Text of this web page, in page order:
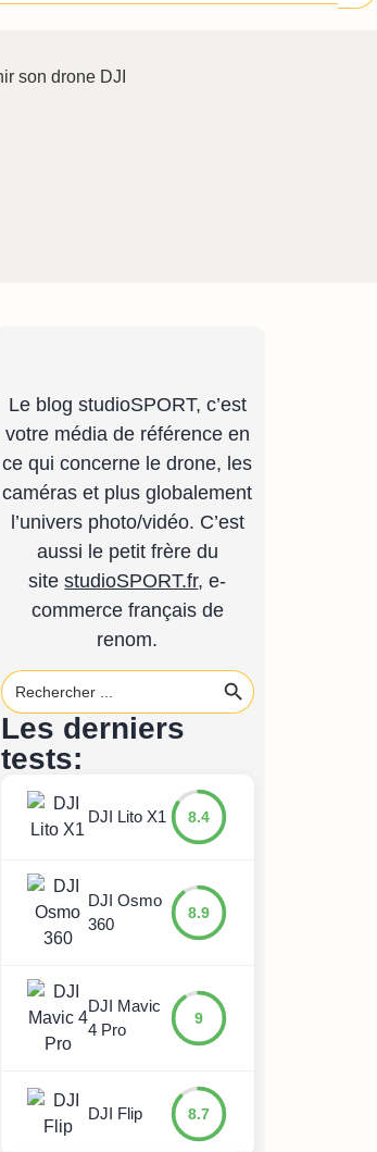
Le blog studioSPORT, c’est
votre média de référence en
ce qui concerne le drone, les
caméras et plus globalement
l’univers photo/vidéo. C’est
aussi le petit frère du
sitestudioSPORT.fr, e-
commerce français de
renom.
Search
for:
Search Button
Les derniers
tests:
DJI Lito X1 8.4
DJI Osmo
360
8.9
DJI Mavic
4 Pro
9
DJI Flip 8.7